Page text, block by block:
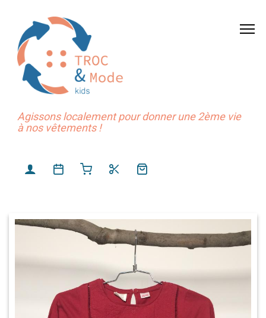
Agissons localement pour donner une 2ème vie
à nos vêtements !